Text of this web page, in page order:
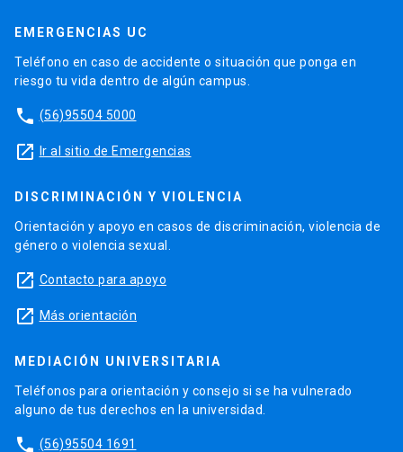
EMERGENCIAS UC
Teléfono en caso de accidente o situación que ponga en
riesgo tu vida dentro de algún campus.
phone (56)95504 5000
launch Ir al sitio de Emergencias
DISCRIMINACIÓN Y VIOLENCIA
Orientación y apoyo en casos de discriminación, violencia de
género o violencia sexual.
launch Contacto para apoyo
launch Más orientación
MEDIACIÓN UNIVERSITARIA
Teléfonos para orientación y consejo si se ha vulnerado
alguno de tus derechos en la universidad.
phone (56)95504 1691